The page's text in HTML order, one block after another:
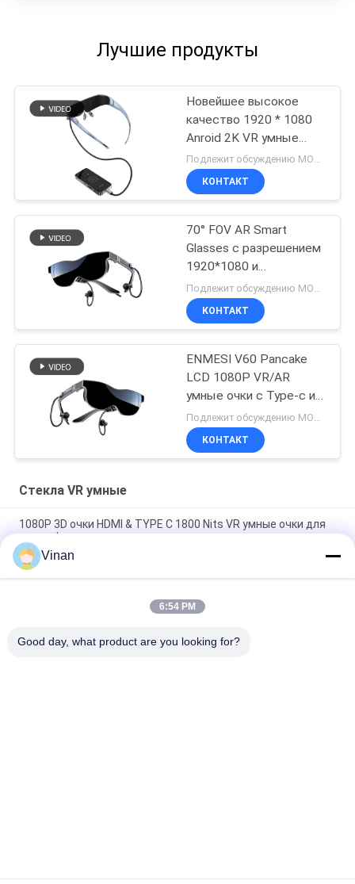
Лучшие продукты
Новейшее высокое
качество 1920 * 1080
Anroid 2K VR умные
очки с типом C
Подлежит обсуждению MOQ:200 шт.
КОНТАКТ
70° FOV AR Smart
Glasses с разрешением
1920*1080 и
подключением USB-C
HDMI
Подлежит обсуждению MOQ:10 шт.
КОНТАКТ
ENMESI V60 Pancake
LCD 1080P VR/AR
умные очки с Type-c и
HDMI
КОНТАКТ
Стекла VR умные
1080P 3D очки HDMI & TYPE C 1800 Nits VR умные очки для
видео / игр
ENMESI V50 AR/VR умные очки OLED 3000 Nits 1080P Head
Mounted Display с USB-C
ENMESI V30 43 градусов USB-C & HDMI интерфейс VR умные
Vinan
6:54 PM
Good day, what product are you looking for?